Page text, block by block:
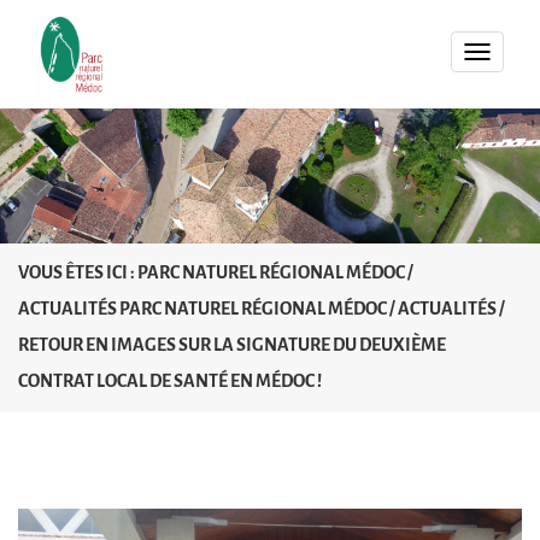
MENU
VOUS ÊTES ICI : PARC NATUREL RÉGIONAL MÉDOC/
ACTUALITÉS PARC NATUREL RÉGIONAL MÉDOC/ACTUALITÉS/
RETOUR EN IMAGES SUR LA SIGNATURE DU DEUXIÈME
CONTRAT LOCAL DE SANTÉ EN MÉDOC !